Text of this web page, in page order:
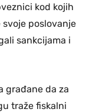
kod kojih
poslovanje
sankcijama i
građane da za
traže fiskalni